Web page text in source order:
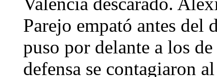
Parejo empató antes del
puso por delante a los
defensa se contagiaron